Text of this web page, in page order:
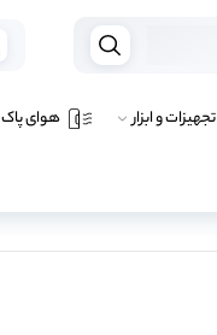
تجهیزات و ابزار هوای پاک